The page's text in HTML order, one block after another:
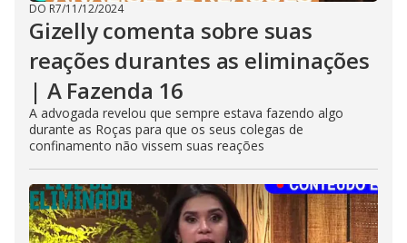
DO R7/11/12/2024
Gizelly comenta sobre suas
reações durantes as eliminações
| A Fazenda 16
A advogada revelou que sempre estava fazendo algo
durante as Roças para que os seus colegas de
confinamento não vissem suas reações